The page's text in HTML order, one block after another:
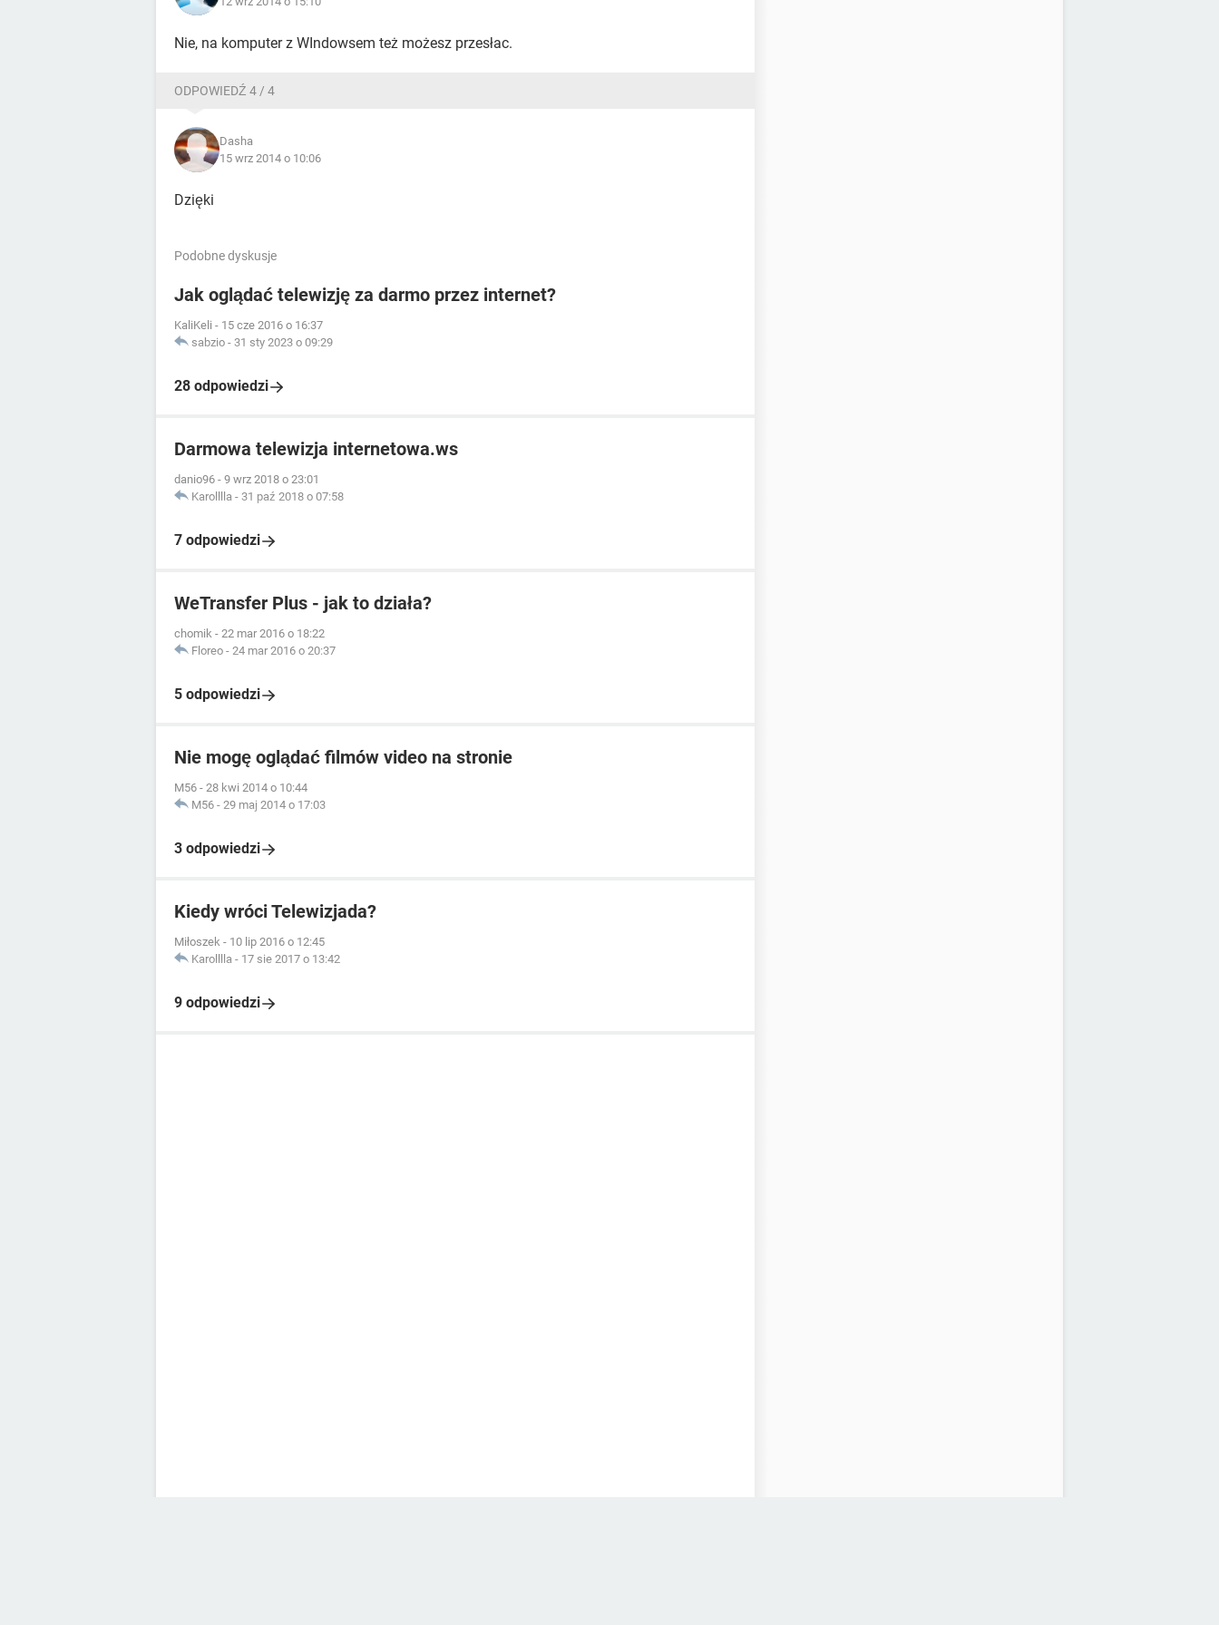
Nie, na komputer z WIndowsem też możesz przesłac.
ODPOWIEDŹ 4 / 4
Dasha
15 wrz 2014 o 10:06
Dzięki
Podobne dyskusje
Jak oglądać telewizję za darmo przez internet?
KaliKeli - 15 cze 2016 o 16:37
sabzio - 31 sty 2023 o 09:29
28 odpowiedzi
Darmowa telewizja internetowa.ws
danio96 - 9 wrz 2018 o 23:01
Karolllla - 31 paź 2018 o 07:58
7 odpowiedzi
WeTransfer Plus - jak to działa?
chomik - 22 mar 2016 o 18:22
Floreo - 24 mar 2016 o 20:37
5 odpowiedzi
Nie mogę oglądać filmów video na stronie
M56 - 28 kwi 2014 o 10:44
M56 - 29 maj 2014 o 17:03
3 odpowiedzi
Kiedy wróci Telewizjada?
Miłoszek - 10 lip 2016 o 12:45
Karolllla - 17 sie 2017 o 13:42
9 odpowiedzi